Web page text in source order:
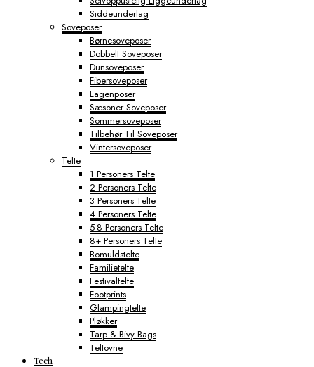
Siddeunderlag
Soveposer
Børnesoveposer
Dobbelt Soveposer
Dunsoveposer
Fibersoveposer
Lagenposer
Sæsoner Soveposer
Sommersoveposer
Tilbehør Til Soveposer
Vintersoveposer
Telte
1 Personers Telte
2 Personers Telte
3 Personers Telte
4 Personers Telte
5-8 Personers Telte
8+ Personers Telte
Bomuldstelte
Familietelte
Festivaltelte
Footprints
Glampingtelte
Pløkker
Tarp & Bivy Bags
Teltovne
Tech